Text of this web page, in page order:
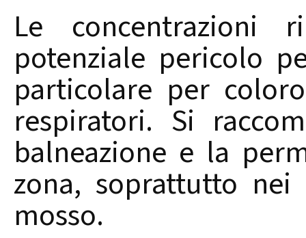
Le concentrazioni
potenziale pericolo
particolare per
respiratori. Si
balneazione e la
zona, soprattutto
mosso.